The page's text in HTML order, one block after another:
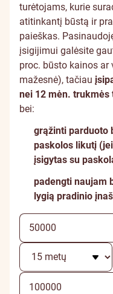
turėtojams, kurie
atitinkantį būstą ir
paieškas.
įsigijimui galėsite
proc. būsto kainos ar
mažesnė), tačiau
nei 12 mėn.
bei:
grąžinti parduoto
paskolos likutį
įsigytas su
padengti naujam
lygią pradinio